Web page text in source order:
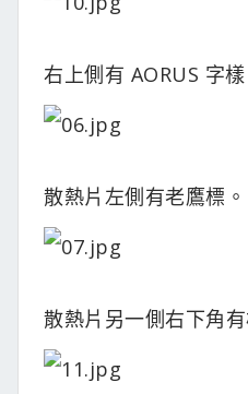
右上側有 AORUS 字樣
散熱片左側有老鷹標。
散熱片另一側右下角